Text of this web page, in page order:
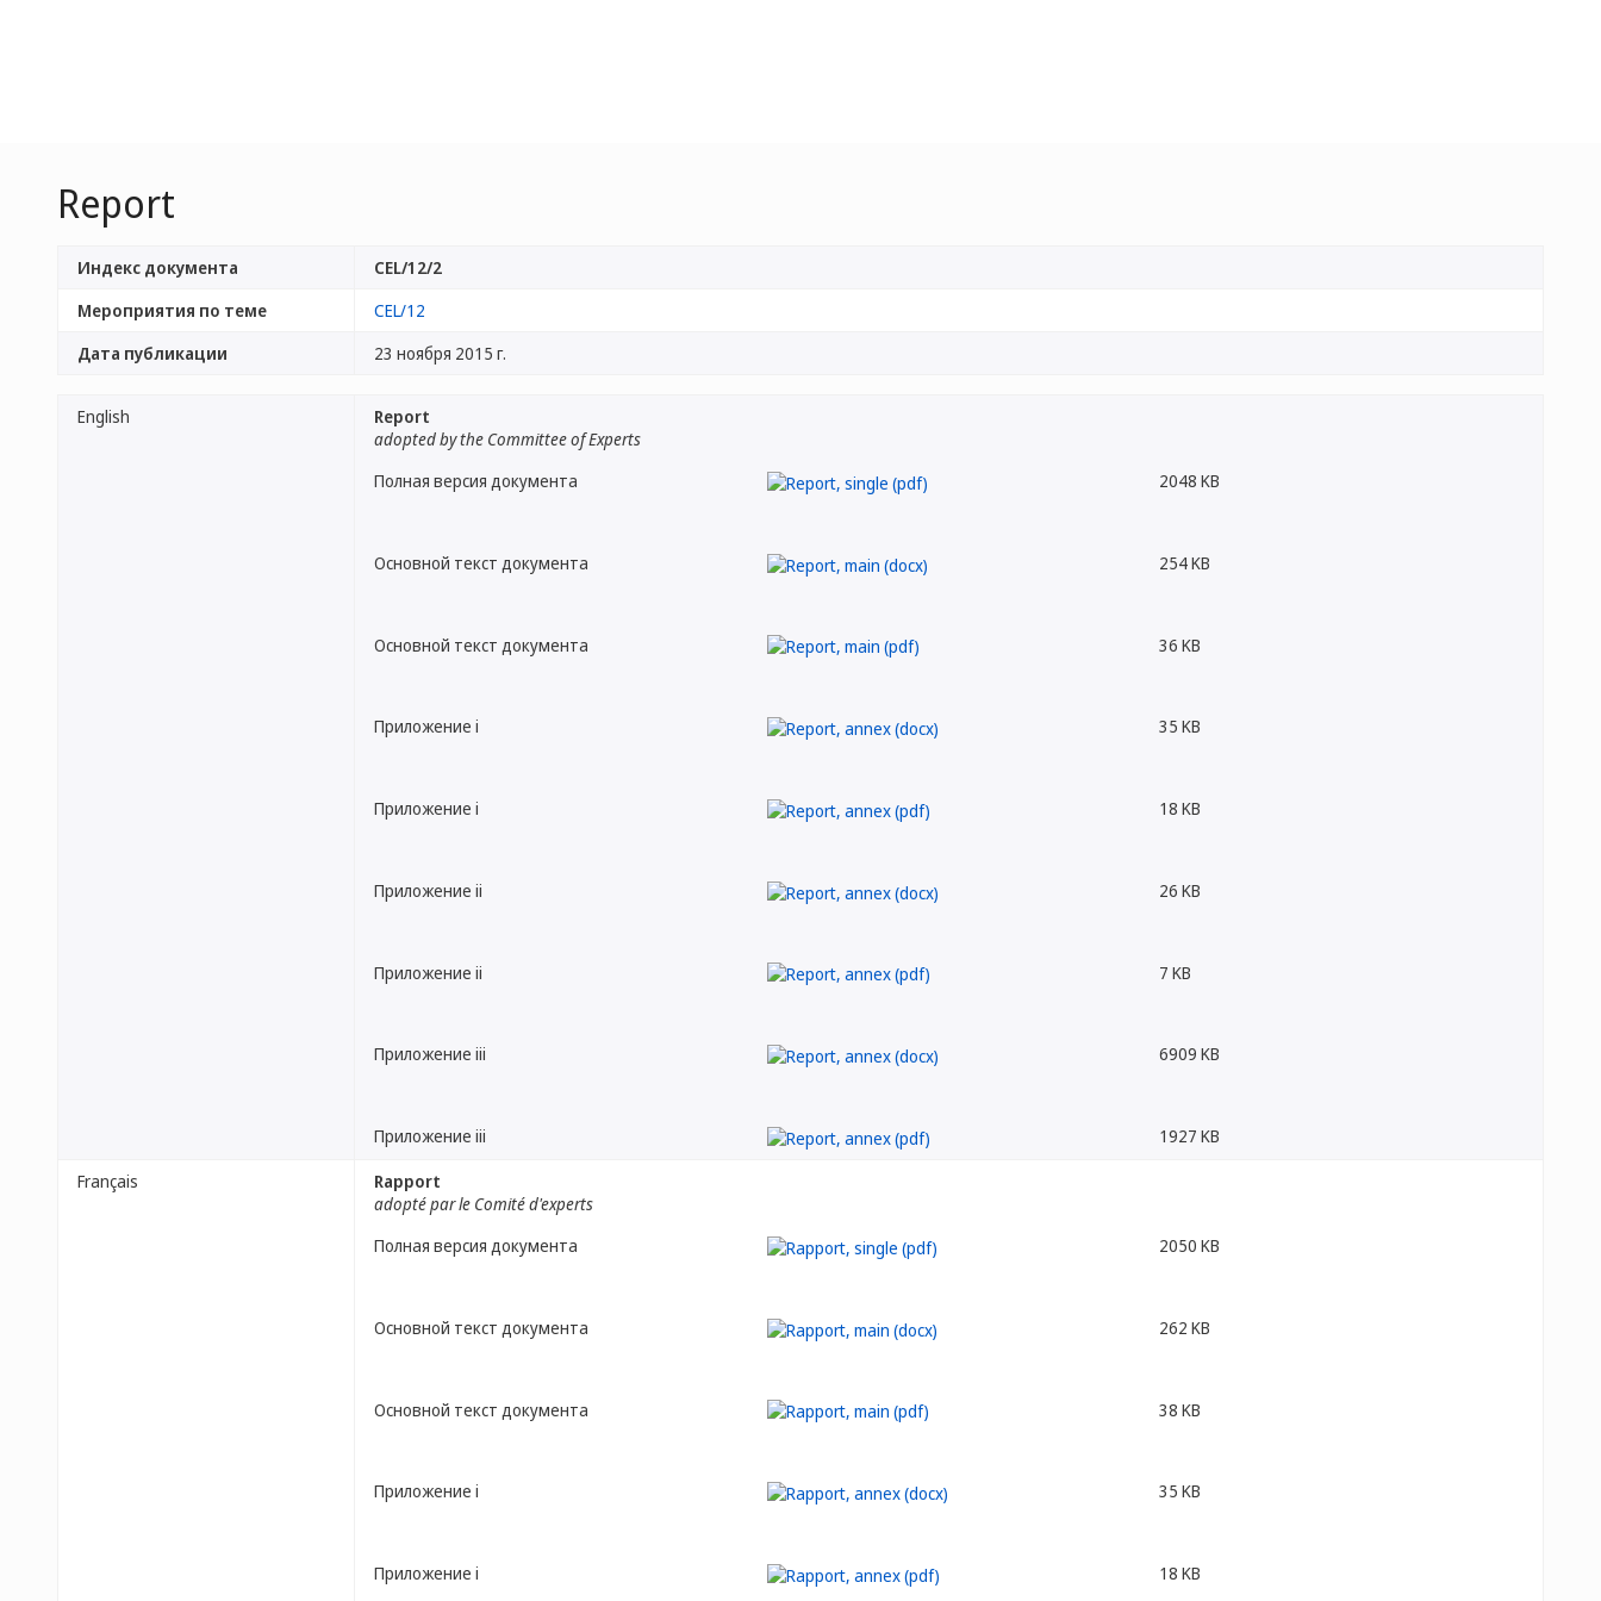
Report
Индекс документа
CEL/12/2
Мероприятия по теме
CEL/12
Дата публикации
23 ноября 2015 г.
English
Report
adopted by the Committee of Experts
Полная версия документа
2048 KB
Основной текст документа 254 KB
Основной текст документа 36 KB
Приложение i 35 KB
Приложение i 18 KB
Приложение ii 26 KB
Приложение ii 7 KB
Приложение iii 6909 KB
Приложение iii
1927 KB
Français
Rapport
adopté par le Comité d'experts
Полная версия документа
2050 KB
Основной текст документа 262 KB
Основной текст документа 38 KB
Приложение i 35 KB
Приложение i 18 KB